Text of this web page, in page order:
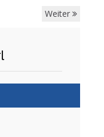
Weiter